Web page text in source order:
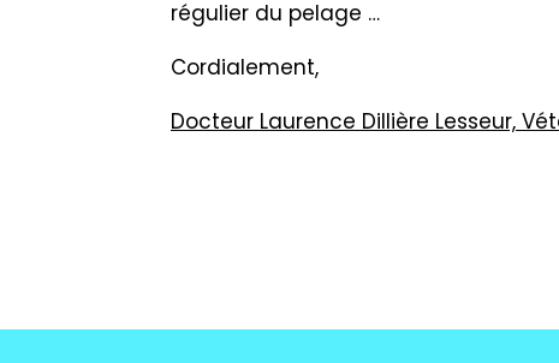
régulier du pelage …
Cordialement,
Docteur Laurence Dillière Lesseur,